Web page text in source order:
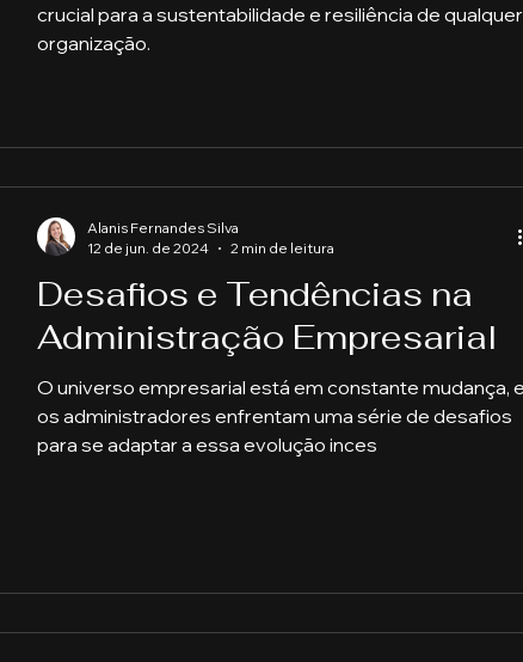
crucial para a sustentabilidade e resiliência de qualquer
organização.
Desafios e Tendências na
Administração Empresarial
O universo empresarial está em constante mudança, e
os administradores enfrentam uma série de desafios
para se adaptar a essa evolução inces
Alanis Fernandes Silva
12 de jun. de 2024
2 min de leitura